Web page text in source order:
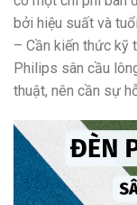
bởi hiệu suất và
– Cần kiến thức kỹ
Philips sân cầu
thuật, nên cần sự